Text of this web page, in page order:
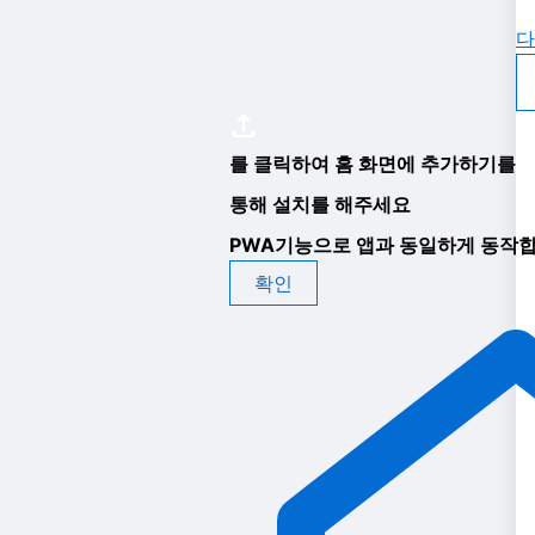
를 클릭하여 홈 화면에 추가하기를
통해 설치를 해주세요
PWA기능으로 앱과 동일하게 동작
확인